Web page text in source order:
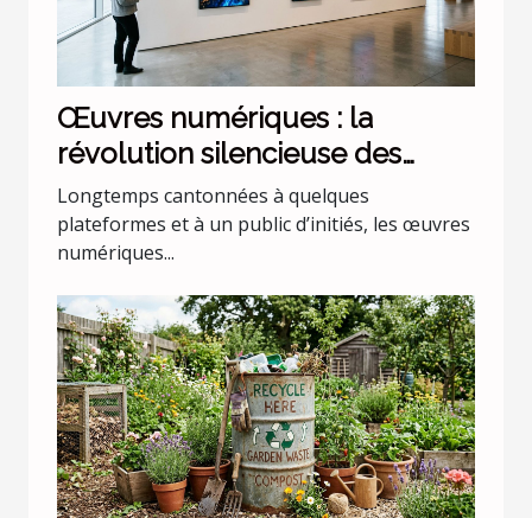
Œuvres numériques : la
révolution silencieuse des
nouvelles galeries
Longtemps cantonnées à quelques
plateformes et à un public d’initiés, les œuvres
numériques...